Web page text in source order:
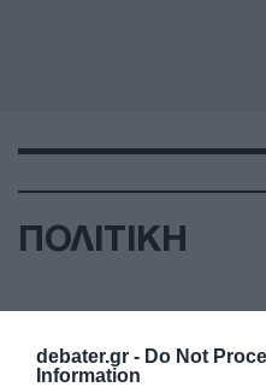
debater.gr - Do Not
Information
ΠΟΛΙΤΙΚΗ